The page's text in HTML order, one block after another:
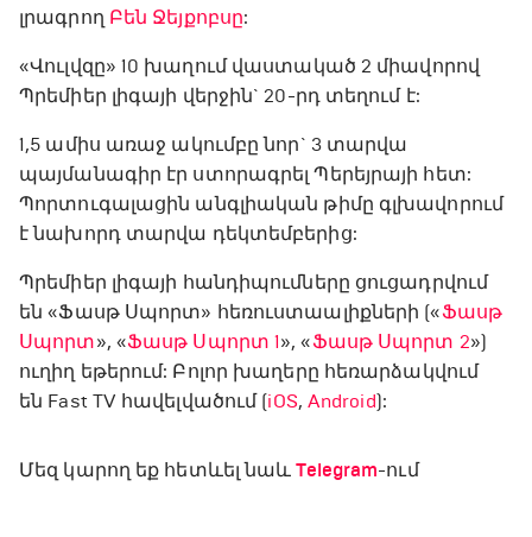
լրագրող Բեն Ջեյքոբսը:
«Վուլվզը» 10 խաղում վաստակած 2 միավորով
Պրեմիեր լիգայի վերջին` 20-րդ տեղում է:
1,5 ամիս առաջ ակումբը նոր` 3 տարվա
պայմանագիր էր ստորագրել Պերեյրայի հետ:
Պորտուգալացին անգլիական թիմը գլխավորում
է նախորդ տարվա դեկտեմբերից:
Պրեմիեր լիգայի հանդիպումները ցուցադրվում
են «Ֆասթ Սպորտ» հեռուստաալիքների («Ֆասթ
Սպորտ», «Ֆասթ Սպորտ 1», «Ֆասթ Սպորտ 2»)
ուղիղ եթերում: Բոլոր խաղերը հեռարձակվում
են Fast TV հավելվածում (iOS, Android):
Մեզ կարող եք հետևել նաև Telegram-ում